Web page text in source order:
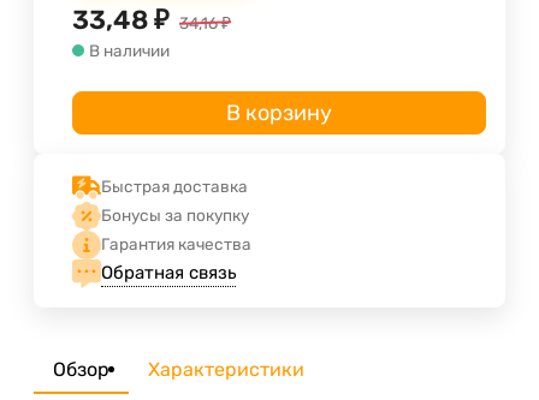
33,48 ₽ 34,16₽
В наличии
В корзину
Быстрая доставка
Бонусы за покупку
Гарантия качества
Обратная связь
Обзор Характеристики